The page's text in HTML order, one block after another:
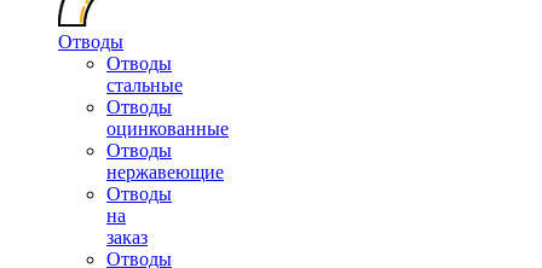
Отводы
Отводы
стальные
Отводы
оцинкованные
Отводы
нержавеющие
Отводы
на
заказ
Отводы